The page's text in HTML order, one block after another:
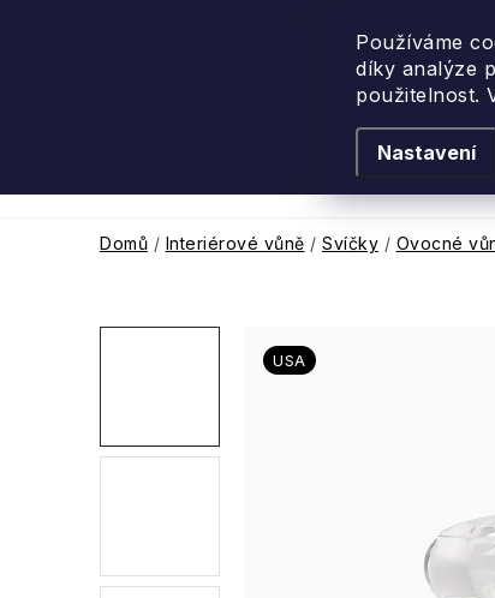
Používáme
díky analýze
použitelnost.
Nastavení
Podle vůně
Domů / Interiérové vůně / Svíčky / Ovocné
USA